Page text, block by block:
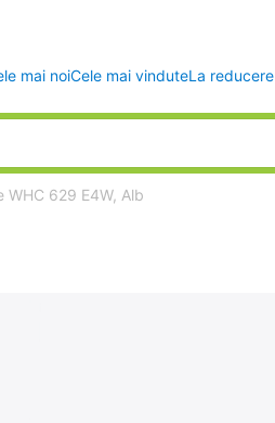
mai noiCele mai vinduteLa reducere
WHC 629 E4W, Alb